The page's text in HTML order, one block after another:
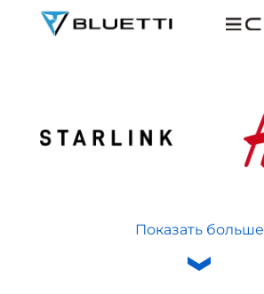
Показать больше